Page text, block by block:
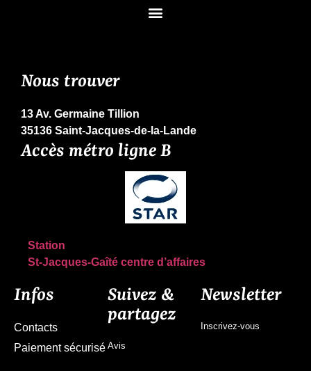
Nous trouver
13 Av. Germaine Tillion
35136 Saint-Jacques-de-la-Lande
Accès métro ligne B
Station
St-Jacques-Gaîté centre d’affaires
Infos
Contacts
Paiement sécurisé
Suivez &
partagez
Avis
Newsletter
Inscrivez-vous